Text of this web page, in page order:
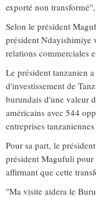
exporté non
Selon le président
président Ndayishimiye
relations commerciales
Le président tanzanien
d'investissement de
burundais d'une valeur
américains avec 544
entreprises
Pour sa part, le
président Magufuli pour
affirmant que cette
"Ma visite aidera le